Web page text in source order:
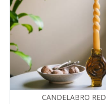
CANDELABRO RED